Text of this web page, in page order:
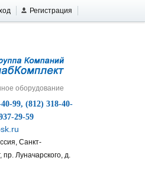
Регистрация
оборудование
99, (812) 318-40-
29-59
Санкт-
пр. Луначарского, д.